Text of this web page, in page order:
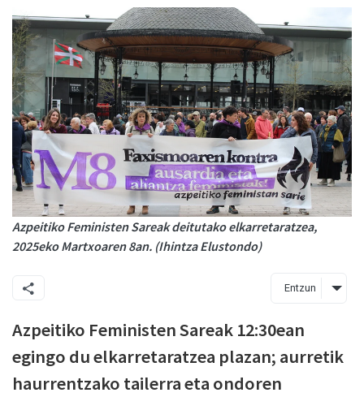
Azpeitiko Feministen Sareak deitutako elkarretaratzea,
2025eko Martxoaren 8an. (Ihintza Elustondo)
Entzun
Azpeitiko Feministen Sareak 12:30ean
egingo du elkarretaratzea plazan; aurretik
haurrentzako tailerra eta ondoren